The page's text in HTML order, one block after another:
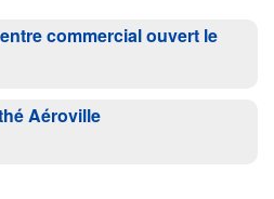
commercial ouvert le
Aéroville